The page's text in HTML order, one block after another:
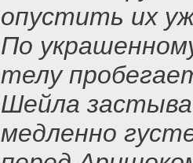
опустить их
По
телу
Шейла
медленно